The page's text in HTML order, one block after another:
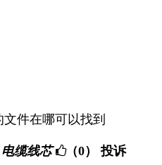
件在哪可以找到
缆线芯 （0） 投诉